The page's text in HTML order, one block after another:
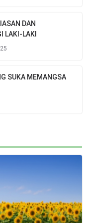
DAN
LAKI-LAKI
SUKA MEMANGSA